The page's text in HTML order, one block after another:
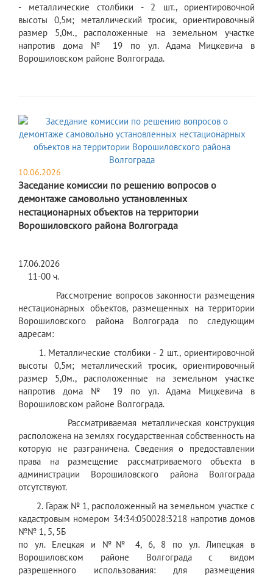
- металлические столбики - 2 шт., ориентировочной
высоты 0,5м; металлический тросик, ориентировочный
размер 5,0м., расположенные на земельном участке
напротив дома № 19 по ул. Адама Мицкевича в
Ворошиловском районе Волгограда.
10.06.2026
Заседание комиссии по решению вопросов о
демонтаже самовольно установленных
нестационарных объектов на территории
Ворошиловского района Волгограда
11-00 ч.
Рассмотрение вопросов законности размещения
нестационарных объектов, размещенных на территории
Ворошиловского района Волгограда по следующим
адресам:
1. Металлические столбики - 2 шт., ориентировочной
высоты 0,5м; металлический тросик, ориентировочный
размер 5,0м., расположенные на земельном участке
напротив дома № 19 по ул. Адама Мицкевича в
Ворошиловском районе Волгограда.
Рассматриваемая металлическая конструкция
расположена на землях государственная собственность на
которую не разграничена. Сведения о предоставлении
права на размещение рассматриваемого объекта в
администрации Ворошиловского района Волгограда
отсутствуют.
2. Гараж № 1, расположенный на земельном участке с
кадастровым номером 34:34:050028:3218 напротив домов
№№ 1, 5, 5Б
по ул. Елецкая и №№ 4, 6, 8 по ул. Липецкая в
Ворошиловском районе Волгограда с видом
разрешенного использования: для размещения